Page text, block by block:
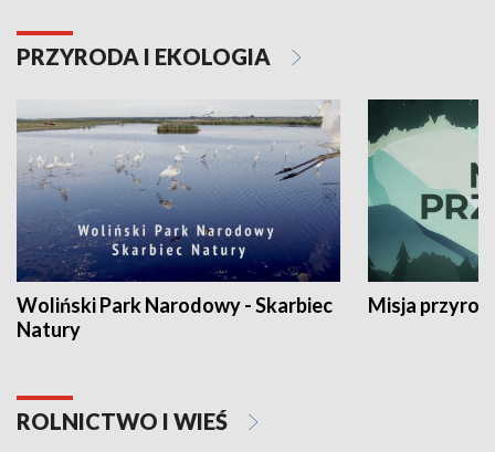
PRZYRODA I EKOLOGIA
Woliński Park Narodowy - Skarbiec
Natury
Misja
ROLNICTWO I WIEŚ